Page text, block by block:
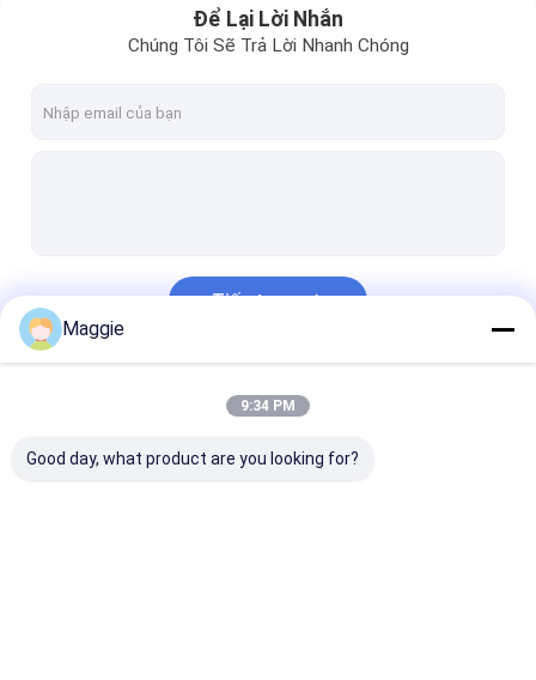
Tủ sạc laptop |
Tủ sạc có khóa
Tủ lưu trữ nhiều máy tính xách tay
Tủ sạc Chromebook
Tủ bảo quản máy tính bảng
Để Lại Lời Nhắn
Chúng Tôi Sẽ Trả Lời Nhanh Chóng
Tiếp tục
Danh Mục Của Chúng Tôi
Maggie
9:34 PM
Good day, what product are you looking for?